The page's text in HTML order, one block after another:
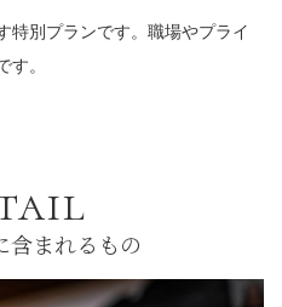
特別プランです。職場やプライ
す。
含まれるもの